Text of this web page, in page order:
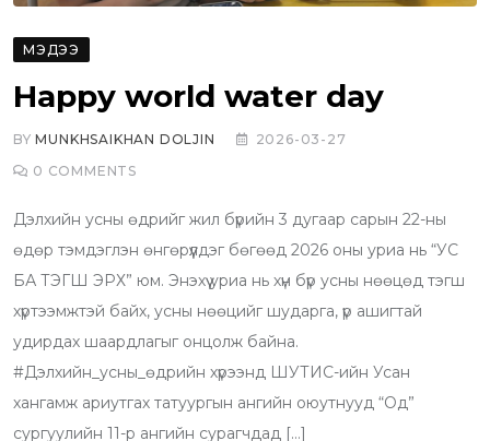
МЭДЭЭ
Happy world water day
BYMUNKHSAIKHAN DOLJIN
2026-03-27
0 COMMENTS
Дэлхийн усны өдрийг жил бүрийн 3 дугаар сарын 22-ны
өдөр тэмдэглэн өнгөрүүлдэг бөгөөд 2026 оны уриа нь “УС
БА ТЭГШ ЭРХ” юм. Энэхүү уриа нь хүн бүр усны нөөцөд тэгш
хүртээмжтэй байх, усны нөөцийг шударга, үр ашигтай
удирдах шаардлагыг онцолж байна.
#Дэлхийн_усны_өдрийн хүрээнд ШУТИС-ийн Усан
хангамж ариутгах татуургын ангийн оюутнууд “Од”
сургуулийн 11-р ангийн сурагчдад […]